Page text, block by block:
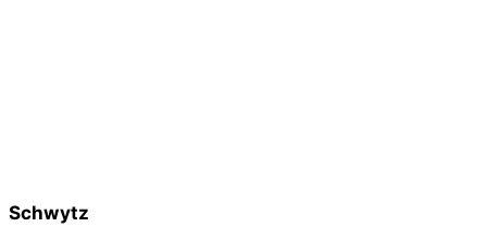
Schwytz